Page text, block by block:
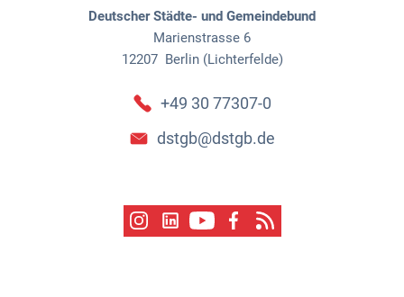
Deutscher Städte- und Gemeindebund
Marienstrasse 6
12207 Berlin (Lichterfelde)
+49 30 77307-0
dstgb@dstgb.de